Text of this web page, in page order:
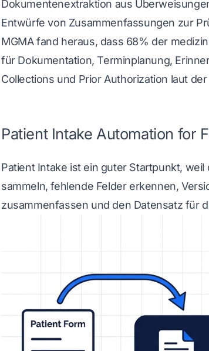
Dokumentenextraktion aus
Entwürfe von Zusammenfassungen zur
MGMA fand heraus, dass 68% der
für Dokumentation, Terminplanung,
Collections und Prior Authorization laut
Patient Intake Automation for
Patient Intake ist ein guter Startpunkt,
sammeln, fehlende Felder erkennen,
zusammenfassen und den Datensatz für